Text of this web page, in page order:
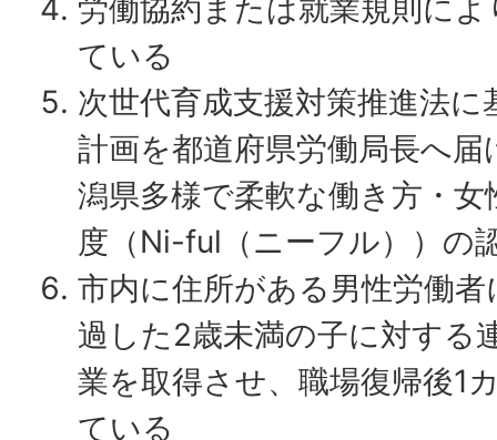
労働協約または就業規則に
ている
次世代育成支援対策推進法
計画を都道府県労働局長へ
潟県多様で柔軟な働き方・
度（Ni-ful（ニーフル））の
市内に住所がある男性労働
過した2歳未満の子に対する
業を取得させ、職場復帰後1
ている